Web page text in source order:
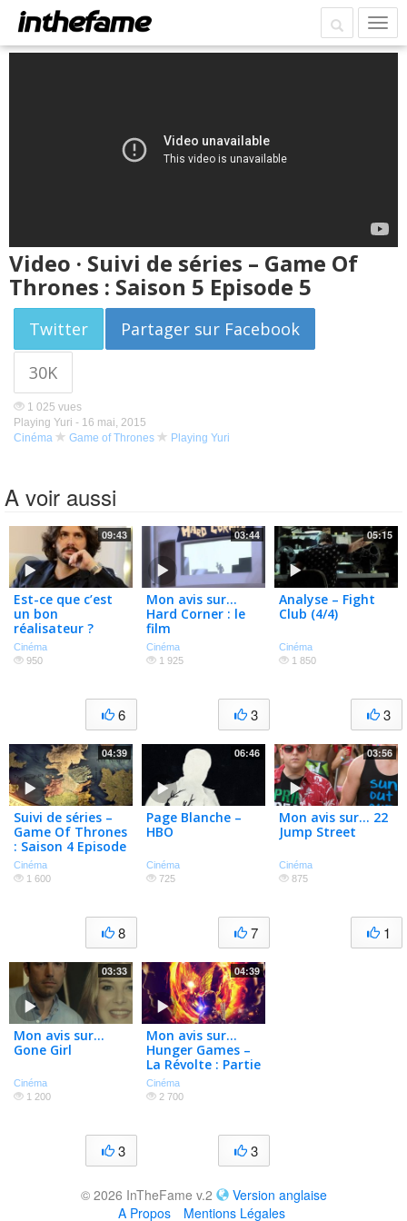
Video · Suivi de séries – Game Of
Thrones : Saison 5 Episode 5
Twitter
Partager sur Facebook
30K
1 025 vues
Playing Yuri - 16 mai, 2015
Cinéma
Game of Thrones Playing Yuri
A voir aussi
09:43
Est-ce que c’est
un bon
réalisateur ?
Edgar Wright
Cinéma
950
6
03:44
Mon avis sur…
Hard Corner : le
film
Cinéma
1 925
3
05:15
Analyse – Fight
Club (4/4)
Cinéma
1 850
3
04:39
Suivi de séries –
Game Of Thrones
: Saison 4 Episode
10
Cinéma
1 600
8
06:46
Page Blanche –
HBO
Cinéma
725
7
03:56
Mon avis sur… 22
Jump Street
Cinéma
875
1
03:33
Mon avis sur…
Gone Girl
Cinéma
1 200
3
04:39
Mon avis sur…
Hunger Games –
La Révolte : Partie
1
Cinéma
2 700
3
© 2026 InTheFame v.2
Version anglaise
A Propos
Mentions Légales